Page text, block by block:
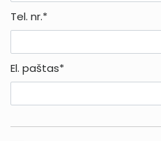
Tel. nr.*
El. paštas*